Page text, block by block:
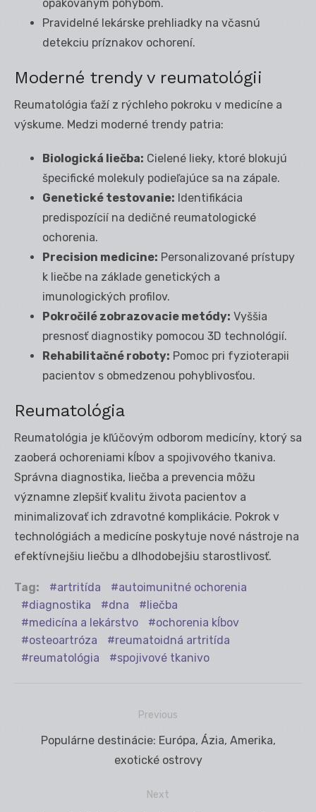
opakovaným pohybom.
Pravidelné lekárske prehliadky na včasnú
detekciu príznakov ochorení.
Moderné trendy v reumatológii
Reumatológia ťaží z rýchleho pokroku v medicíne a
výskume. Medzi moderné trendy patria:
Biologická liečba: Cielené lieky, ktoré blokujú
špecifické molekuly podieľajúce sa na zápale.
Genetické testovanie: Identifikácia
predispozícií na dedičné reumatologické
ochorenia.
Precision medicine: Personalizované prístupy
k liečbe na základe genetických a
imunologických profilov.
Pokročilé zobrazovacie metódy: Vyššia
presnosť diagnostiky pomocou 3D technológií.
Rehabilitačné roboty: Pomoc pri fyzioterapii
pacientov s obmedzenou pohyblivosťou.
Reumatológia
Reumatológia je kľúčovým odborom medicíny, ktorý sa
zaoberá ochoreniami kĺbov a spojivového tkaniva.
Správna diagnostika, liečba a prevencia môžu
významne zlepšiť kvalitu života pacientov a
minimalizovať ich zdravotné komplikácie. Pokrok v
technológiách a medicíne poskytuje nové nástroje na
efektívnejšiu liečbu a dlhodobejšiu starostlivosť.
Tag: artritída
autoimunitné ochorenia
diagnostika
dna
liečba
medicína a lekárstvo
ochorenia kĺbov
osteoartróza
reumatoidná artritída
reumatológia
spojivové tkanivo
Previous
Previous
Populárne destinácie: Európa, Ázia, Amerika,
exotické ostrovy
Next